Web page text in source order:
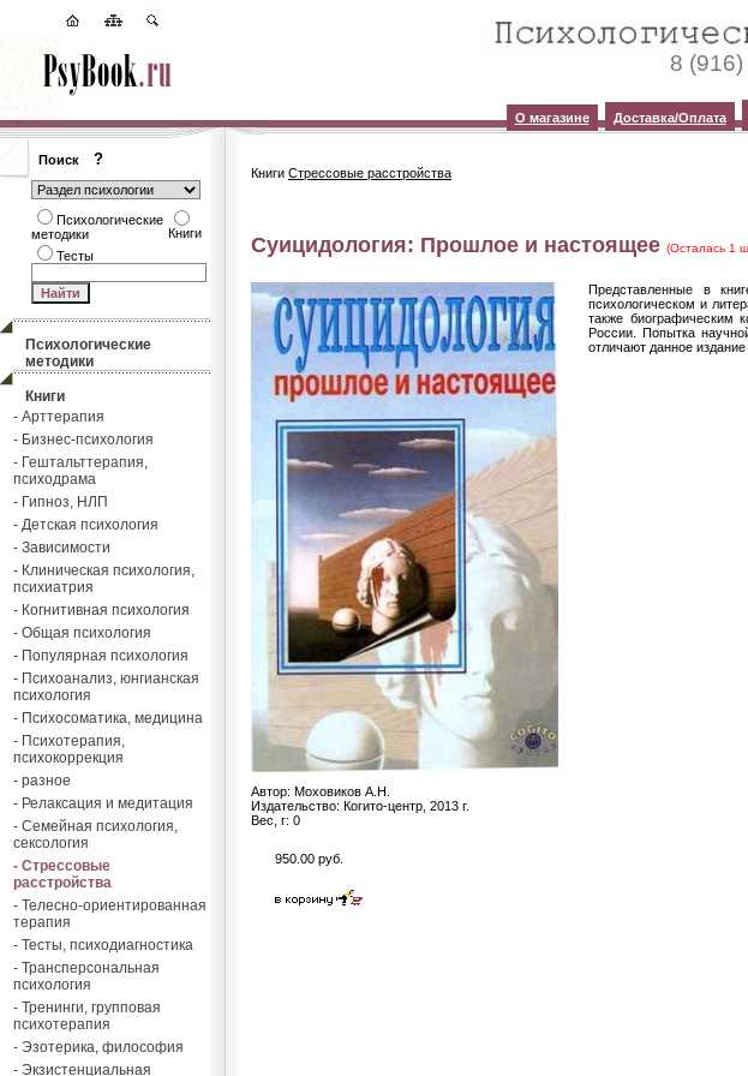
8
О магазине
Доставка/Оплата
Поиск ?
Психологические
методики
Книги
Тесты
Психологические
методики
Книги
- Арттерапия
- Бизнес-психология
- Гештальттерапия,
психодрама
- Гипноз, НЛП
- Детская психология
- Зависимости
- Клиническая психология,
психиатрия
- Когнитивная психология
- Общая психология
- Популярная психология
- Психоанализ, юнгианская
психология
- Психосоматика, медицина
- Психотерапия,
психокоррекция
- разное
- Релаксация и медитация
- Семейная психология,
сексология
- Стрессовые
расстройства
- Телесно-ориентированная
терапия
- Тесты, психодиагностика
- Трансперсональная
психология
- Тренинги, групповая
психотерапия
- Эзотерика, философия
- Экзистенциальная
Книги Стрессовые расстройства
Суицидология: Прошлое и настоящее (Осталась 1
Автор: Моховиков А.Н.
Издательство: Когито-центр, 2013 г.
Вес, г: 0
Представленные в
психологическом и
также биографическим
России. Попытка
отличают данное издание
950.00 руб.